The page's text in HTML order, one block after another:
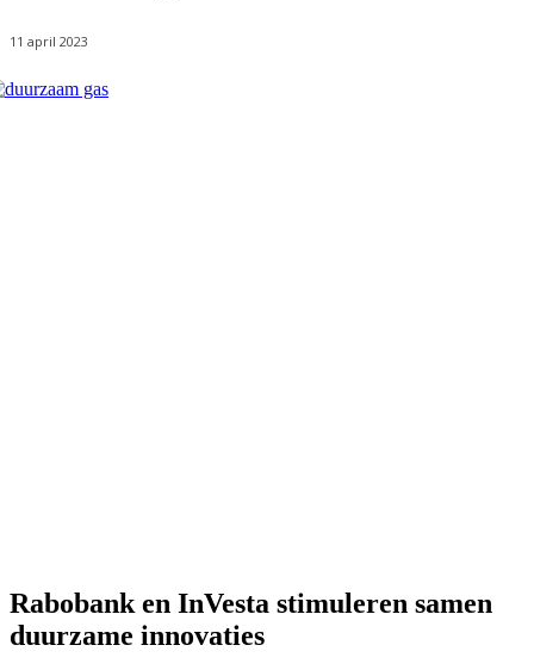
11 april 2023
Rabobank en InVesta stimuleren samen
duurzame innovaties